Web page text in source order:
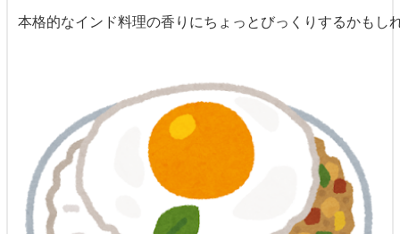
本格的なインド料理の香りにちょっとびっくりするかもし